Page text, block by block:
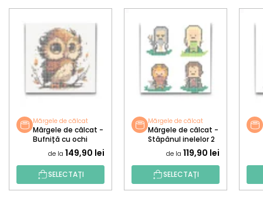
Mărgele de călcat
Mărgele de călcat -
Bufniță cu ochi
de la 149,90 lei
SELECTAȚI
Mărgele de călcat
Mărgele de călcat -
Stăpânul inelelor 2
de la 119,90 lei
SELECTAȚI